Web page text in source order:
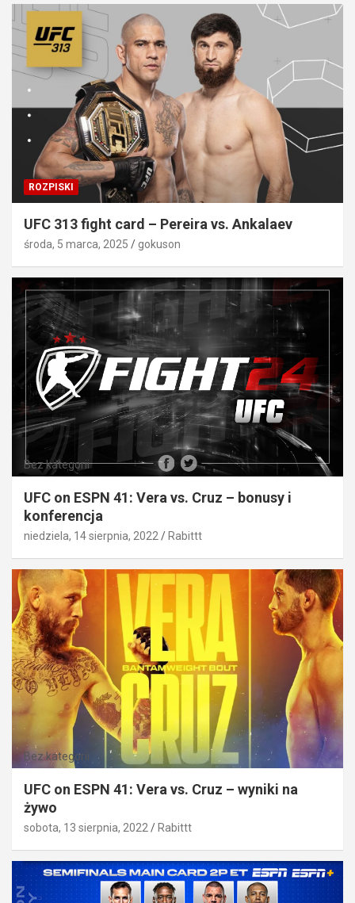
ROZPISKI
UFC 313 fight card – Pereira vs. Ankalaev
środa, 5 marca, 2025 gokuson
Bez kategorii
UFC on ESPN 41: Vera vs. Cruz – bonusy i
konferencja
niedziela, 14 sierpnia, 2022 Rabittt
Bez kategorii
UFC on ESPN 41: Vera vs. Cruz – wyniki na
żywo
sobota, 13 sierpnia, 2022 Rabittt